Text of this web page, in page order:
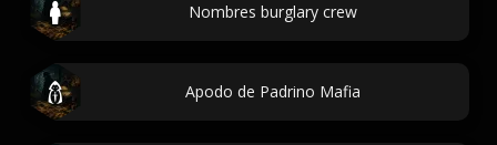
Nombres burglary crew
Apodo de Padrino Mafia